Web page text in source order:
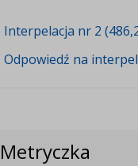
Interpelacja nr 2
Odpowiedź na
Metryczka